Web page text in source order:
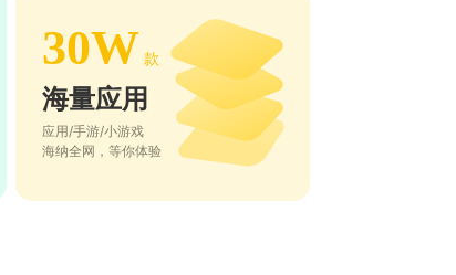
30W 款
海量应用
应用/手游/小游戏
海纳全网，等你体验